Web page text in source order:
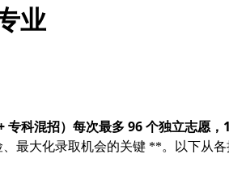
业
科混招） 每次最多 96 个独立志愿
最大化录取机会的关键 **。以下从